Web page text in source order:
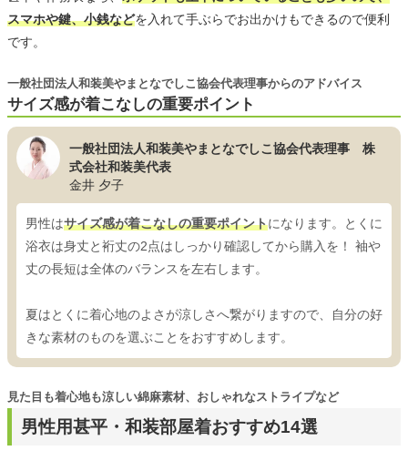
スマホや鍵、小銭などを入れて手ぶらでお出かけもできるので便利
です。
サイズ感が着こなしの重要ポイント
一般社団法人和装美やまとなでしこ協会代表理事からのアドバイス
一般社団法人和装美やまとなでしこ協会代表理事 株
式会社和装美代表
金井 夕子
男性はサイズ感が着こなしの重要ポイントになります。とくに
浴衣は身丈と裄丈の2点はしっかり確認してから購入を！ 袖や
丈の長短は全体のバランスを左右します。
夏はとくに着心地のよさが涼しさへ繋がりますので、自分の好
きな素材のものを選ぶことをおすすめします。
男性用甚平・和装部屋着おすすめ14選
見た目も着心地も涼しい綿麻素材、おしゃれなストライプなど